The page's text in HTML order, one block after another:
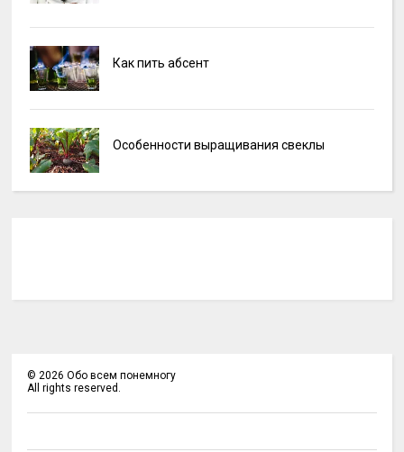
Как пить абсент
Особенности выращивания свеклы
© 2026 Обо всем понемногу
All rights reserved.